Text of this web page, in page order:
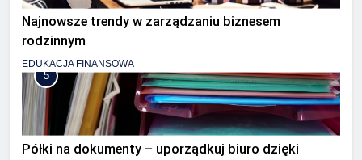
Najnowsze trendy w zarządzaniu biznesem
rodzinnym
EDUKACJA FINANSOWA
5
Półki na dokumenty – uporządkuj biuro dzięki